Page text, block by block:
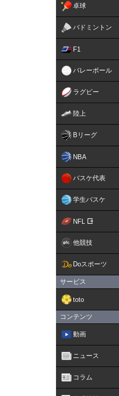
卓球
バドミントン
F1
バレーボール
ラグビー
陸上
Bリーグ
NBA
バスケ代表
学生バスケ
NFL
他競技
Doスポーツ
サービス
toto
コンテンツ
動画
ニュース
コラム